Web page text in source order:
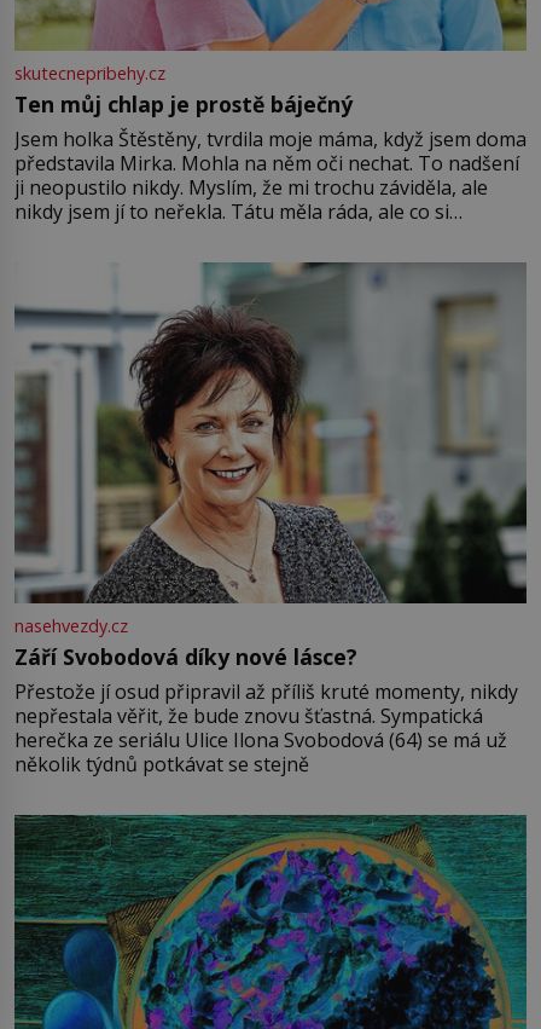
skutecnepribehy.cz
Ten můj chlap je prostě báječný
Jsem holka Štěstěny, tvrdila moje máma, když jsem doma
představila Mirka. Mohla na něm oči nechat. To nadšení
ji neopustilo nikdy. Myslím, že mi trochu záviděla, ale
nikdy jsem jí to neřekla. Tátu měla ráda, ale co si
Jsme spolu moc rádi Tehdy byla jiná doba, když
nasehvezdy.cz
Září Svobodová díky nové lásce?
Přestože jí osud připravil až příliš kruté momenty, nikdy
nepřestala věřit, že bude znovu šťastná. Sympatická
herečka ze seriálu Ulice Ilona Svobodová (64) se má už
několik týdnů potkávat se stejně